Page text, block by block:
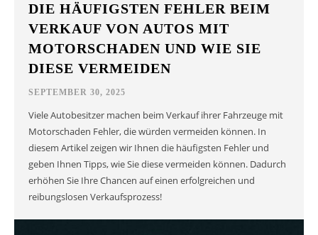
DIE HÄUFIGSTEN FEHLER BEIM
VERKAUF VON AUTOS MIT
MOTORSCHADEN UND WIE SIE
DIESE VERMEIDEN
SEPTEMBER 30, 2025
Viele Autobesitzer machen beim Verkauf ihrer Fahrzeuge mit
Motorschaden Fehler, die würden vermeiden können. In
diesem Artikel zeigen wir Ihnen die häufigsten Fehler und
geben Ihnen Tipps, wie Sie diese vermeiden können. Dadurch
erhöhen Sie Ihre Chancen auf einen erfolgreichen und
reibungslosen Verkaufsprozess!